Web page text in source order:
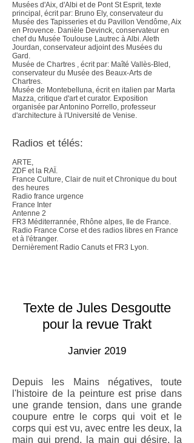
Musées d'Aix, d'Albi et de Pont St Esprit, texte
principal, écrit par: Bruno Ely, conservateur du
Musée des Tapisseries et du Pavillon Vendôme, Aix
en Provence. Danièle Devinck, conservateur en
chef du Musée Toulouse Lautrec à Albi. Aleth
Jourdan, conservateur adjoint des Musées du
Gard.
Musée de Chartres , écrit par: Maîté Vallès-Bled,
conservateur du Musée des Beaux-Arts de
Chartres.
Musée de Montebelluna, écrit en italien par Marta
Mazza, critique d'art et curator. Exposition
organisée par Antonino Porrello, professeur
d'architecture à l'Université de Venise.
Radios et télés:
ARTE,
ZDF et la RAÏ.
France Culture, Clair de nuit et Chronique du bout
des heures
Radio france urgence
France Inter
Antenne 2
FR3 Méditerrannée, Rhône alpes, Ile de France.
Radio France Corse et des radios libres en France
et à l'étranger.
Dernièrement Radio Canuts et FR3 Lyon.
Texte de Jules Desgoutte
pour la revue Trakt
Janvier 2019
Depuis les Mains négatives, toute
l'histoire de la peinture est prise dans
une grande tension, dans une grande
coupure entre le corps qui voit et le
corps qui est vu, avec entre les deux, la
main qui prend, la main qui désire, la